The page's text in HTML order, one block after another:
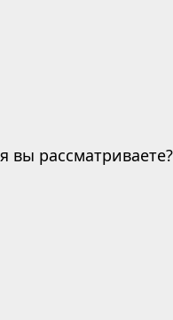
вы рассматриваете?